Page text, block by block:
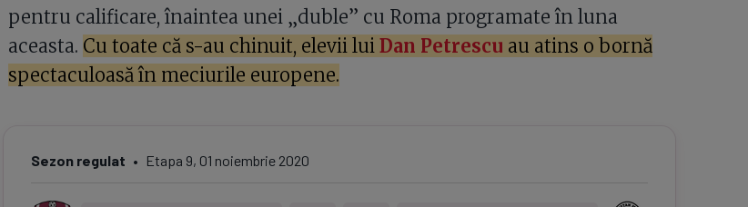
pentru calificare, înaintea unei „duble” cu Roma programate în luna
aceasta. Cu toate că s-au chinuit, elevii lui Dan Petrescu au atins o bornă
spectaculoasă în meciurile europene.
Sezon regulat Etapa 9, 01 noiembrie 2020